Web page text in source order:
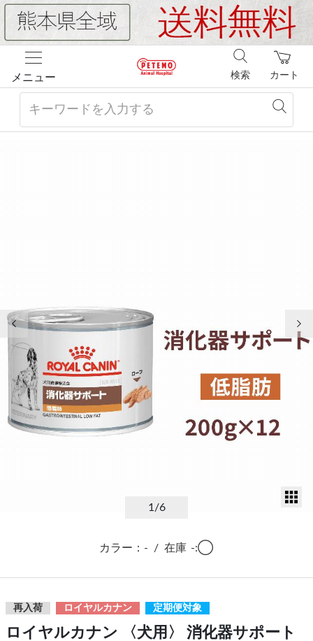
メニュー カート
検索
前の画像
1 /6
カラー：- / 在庫 -:◯
再入荷 ロイヤルカナン 定期便対象
ロイヤルカナン 〈犬用〉 消化器サポート